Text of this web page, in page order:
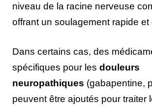
niveau de la racine nerveuse
offrant un soulagement rapide et
Dans certains cas, des
spécifiques pour les douleurs
neuropathiques (gabapentine,
peuvent être ajoutés pour traiter